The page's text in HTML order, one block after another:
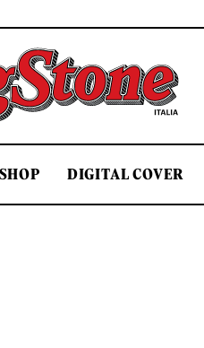
Stone Italia
SHOP DIGITAL COVER